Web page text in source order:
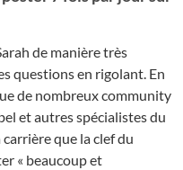
de manière très
questions en rigolant. En
de nombreux community
et autres spécialistes du
que la clef du
« beaucoup et